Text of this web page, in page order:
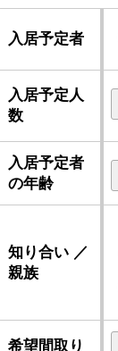
入居予定者
入居予定人
数
入居予定者
の年齢
知り合い ／
親族
希望間取り